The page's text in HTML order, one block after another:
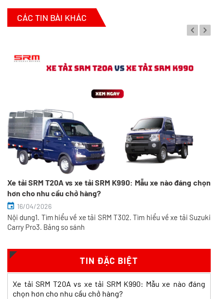
CÁC TIN BÀI KHÁC
Xe tải SRM T20A vs xe tải SRM K990: Mẫu xe nào đáng chọn
hơn cho nhu cầu chở hàng?
16/04/2026
Nội dung1. Tìm hiểu về xe tải SRM T302. Tìm hiểu về xe tải Suzuki
Carry Pro3. Bảng so sánh
TIN ĐẶC BIỆT
Xe tải SRM T20A vs xe tải SRM K990: Mẫu xe nào đáng
chọn hơn cho nhu cầu chở hàng?
So sánh xe tải SRM T35 và SRM K990:
So sánh xe tải SRM T35 và Tera 100s:
Nên chọn dòng nào?